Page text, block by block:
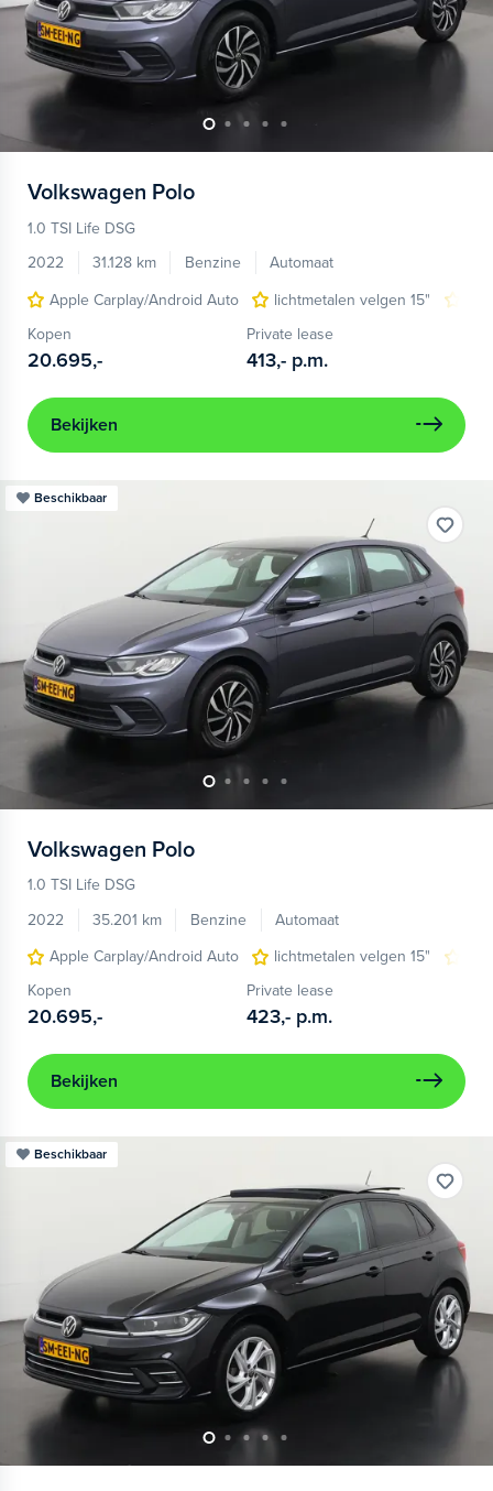
Volkswagen Polo
1.0 TSI Life DSG
2022
31.128 km Benzine
Automaat
Apple Carplay/Android Auto
lichtmetalen velgen 15"
Kopen
20.695,-
Private lease
413,- p.m.
Bekijken
Beschikbaar
Volkswagen Polo
1.0 TSI Life DSG
2022
35.201 km Benzine
Automaat
Apple Carplay/Android Auto
lichtmetalen velgen 15"
Kopen
20.695,-
Private lease
423,- p.m.
Bekijken
Beschikbaar